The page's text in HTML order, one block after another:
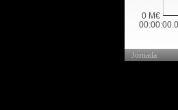
0 M€
Jornada